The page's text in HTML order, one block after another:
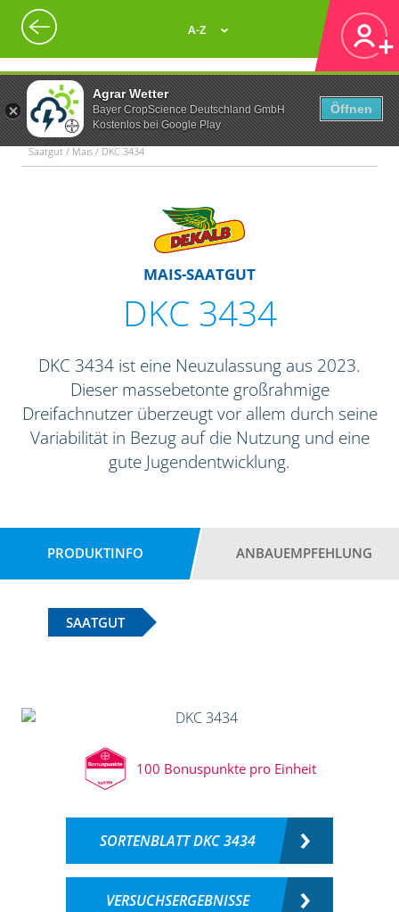
Agrar Wetter
Bayer CropScience Deutschland GmbH
Kostenlos bei Google Play
Öffnen
A-Z
Saatgut / Mais / DKC 3434
MAIS-SAATGUT
DKC 3434
DKC 3434 ist eine Neuzulassung aus 2023.
Dieser massebetonte großrahmige
Dreifachnutzer überzeugt vor allem durch seine
Variabilität in Bezug auf die Nutzung und eine
gute Jugendentwicklung.
PRODUKTINFO ANBAUEMPFEHLUNG
SAATGUT
100 Bonuspunkte pro Einheit
SORTENBLATT DKC 3434
VERSUCHSERGEBNISSE